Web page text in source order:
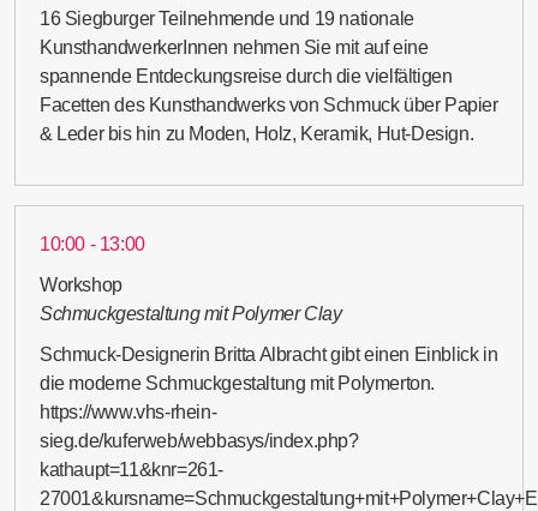
16 Siegburger Teilnehmende und 19 nationale
KunsthandwerkerInnen nehmen Sie mit auf eine
spannende Entdeckungsreise durch die vielfältigen
Facetten des Kunsthandwerks von Schmuck über Papier
& Leder bis hin zu Moden, Holz, Keramik, Hut-Design.
10:00 - 13:00
Workshop
Schmuckgestaltung mit Polymer Clay
Schmuck-Designerin Britta Albracht gibt einen Einblick in
die moderne Schmuckgestaltung mit Polymerton.
https://www.vhs-rhein-
sieg.de/kuferweb/webbasys/index.php?
kathaupt=11&knr=261-